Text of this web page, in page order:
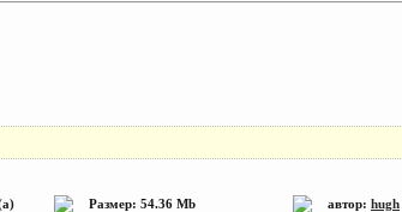
Размер: 54.36 Mb автор: hugh